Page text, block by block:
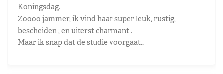
Koningsdag.
Zoooo jammer, ik vind haar super leuk, rustig,
bescheiden , en uiterst charmant .
Maar ik snap dat de studie voorgaat..